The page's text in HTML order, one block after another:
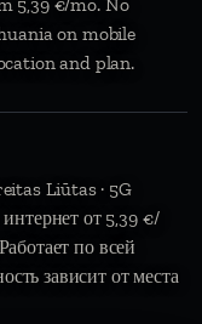
on mobile
and plan.
Liūtas · 5G
от 5,39 €/
по всей
зависит от места